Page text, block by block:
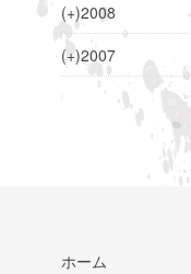
(+)2008
(+)2007
ホーム